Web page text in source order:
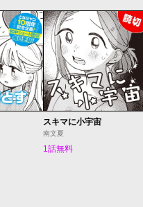
スキマに小宇宙
南文夏
1話無料